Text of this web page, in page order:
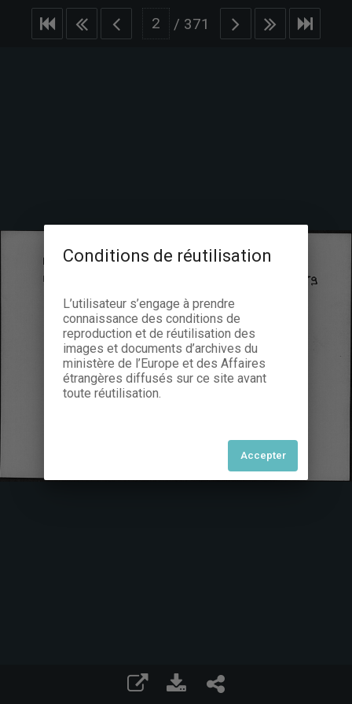
/ 371
Conditions de réutilisation
L’utilisateur s’engage à prendre
connaissance des conditions de
reproduction et de réutilisation des
images et documents d’archives du
ministère de l’Europe et des Affaires
étrangères diffusés sur ce site avant
toute réutilisation.